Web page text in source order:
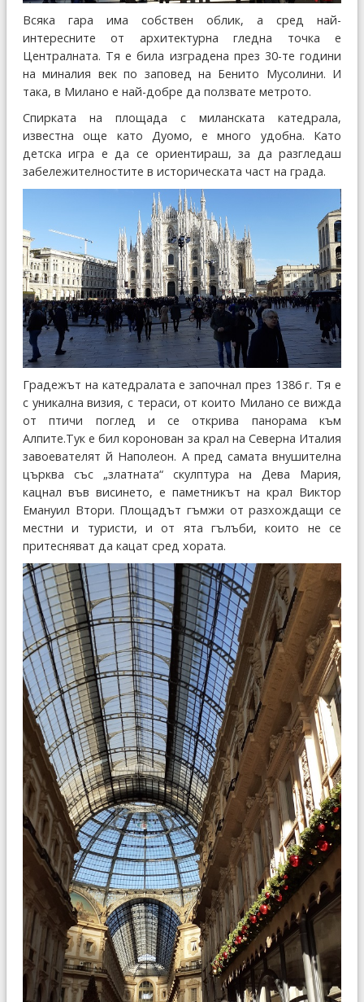
Всяка гара има собствен облик, а сред най-
интересните от архитектурна гледна точка е
Централната. Тя е била изградена през 30-те години
на миналия век по заповед на Бенито Мусолини. И
така, в Милано е най-добре да ползвате метрото.
Спирката на площада с миланската катедрала,
известна още като Дуомо, е много удобна. Като
детска игра е да се ориентираш, за да разгледаш
забележителностите в историческата част на града.
Градежът на катедралата е започнал през 1386 г. Тя е
с уникална визия, с тераси, от които Милано се вижда
от птичи поглед и се открива панорама към
Алпите.Тук е бил коронован за крал на Северна Италия
завоевателят й Наполеон. А пред самата внушителна
църква със „златната“ скулптура на Дева Мария,
кацнал във висинето, е паметникът на крал Виктор
Емануил Втори. Площадът гъмжи от разхождащи се
местни и туристи, и от ята гълъби, които не се
притесняват да кацат сред хората.